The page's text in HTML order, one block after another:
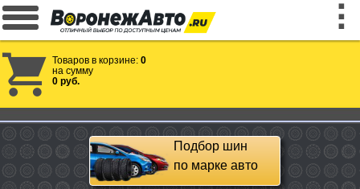
Товаров в корзине: 0
на сумму
0 руб.
Подбор шин
по марке авто